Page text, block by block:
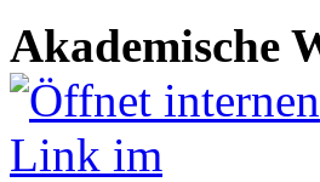
Akademische